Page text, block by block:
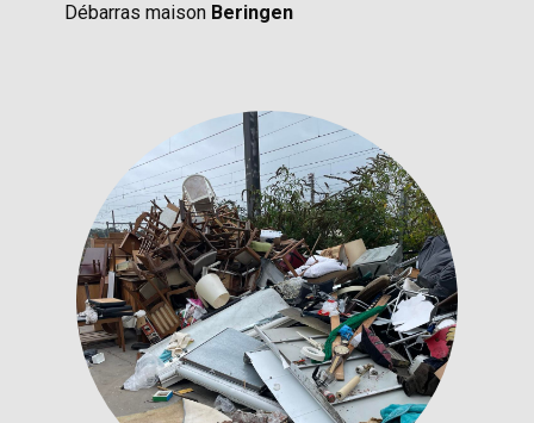
Débarras maison Beringen